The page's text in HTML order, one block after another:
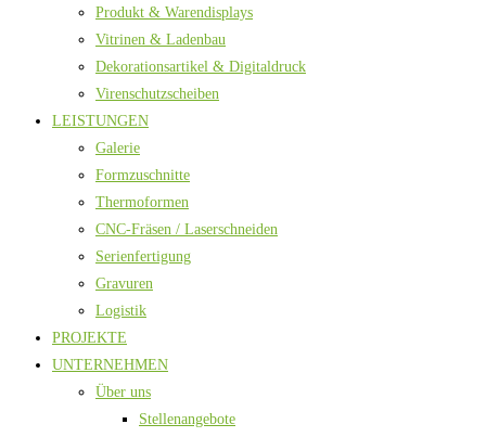
Produkt & Warendisplays
Vitrinen & Ladenbau
Dekorationsartikel & Digitaldruck
Virenschutzscheiben
LEISTUNGEN
Galerie
Formzuschnitte
Thermoformen
CNC-Fräsen / Laserschneiden
Serienfertigung
Gravuren
Logistik
PROJEKTE
UNTERNEHMEN
Über uns
Stellenangebote